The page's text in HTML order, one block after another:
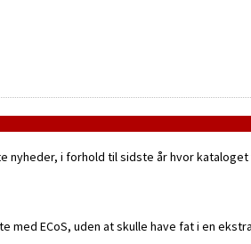
nyheder, i forhold til sidste år hvor
med ECoS, uden at skulle have fat i en